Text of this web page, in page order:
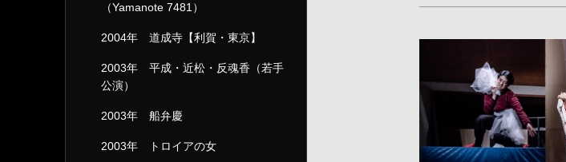
（Yamanote 7481）
2004年 道成寺【利賀・東京】
2003年 平成・近松・反魂香（若手
公演）
2003年 船弁慶
2003年 トロイアの女